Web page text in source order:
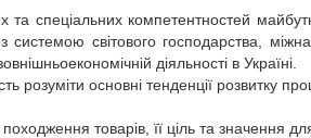
спеціальних компетентностей
з системою світового господарства,
діяльності в Україні.
розуміти основні тенденції розвитку
походження товарів, її ціль та